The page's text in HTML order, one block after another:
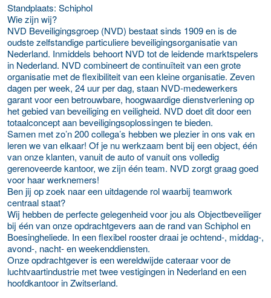
Standplaats: Schiphol
Wie zijn wij?
NVD Beveiligingsgroep (NVD) bestaat sinds 1909 en is de
oudste zelfstandige particuliere beveiligingsorganisatie van
Nederland. Inmiddels behoort NVD tot de leidende marktspelers
in Nederland. NVD combineert de continuïteit van een grote
organisatie met de flexibiliteit van een kleine organisatie. Zeven
dagen per week, 24 uur per dag, staan NVD-medewerkers
garant voor een betrouwbare, hoogwaardige dienstverlening op
het gebied van beveiliging en veiligheid. NVD doet dit door een
totaalconcept aan beveiligingsoplossingen te bieden.
Samen met zo’n 200 collega’s hebben we plezier in ons vak en
leren we van elkaar! Of je nu werkzaam bent bij een object, één
van onze klanten, vanuit de auto of vanuit ons volledig
gerenoveerde kantoor, we zijn één team. NVD zorgt graag goed
voor haar werknemers!
Ben jij op zoek naar een uitdagende rol waarbij teamwork
centraal staat?
Wij hebben de perfecte gelegenheid voor jou als Objectbeveiliger
bij één van onze opdrachtgevers aan de rand van Schiphol en
Boesingheliede. In een flexibel rooster draai je ochtend-, middag-,
avond-, nacht- en weekenddiensten.
Onze opdrachtgever is een wereldwijde cateraar voor de
luchtvaartindustrie met twee vestigingen in Nederland en een
hoofdkantoor in Zwitserland.